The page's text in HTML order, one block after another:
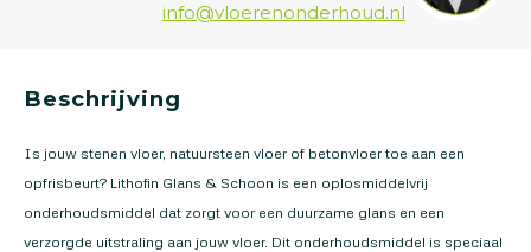
info@vloerenonderhoud.nl
Beschrijving
Is jouw stenen vloer, natuursteen vloer of betonvloer toe aan een
opfrisbeurt? Lithofin Glans & Schoon is een oplosmiddelvrij
onderhoudsmiddel dat zorgt voor een duurzame glans en een
verzorgde uitstraling aan jouw vloer. Dit onderhoudsmiddel is speciaal